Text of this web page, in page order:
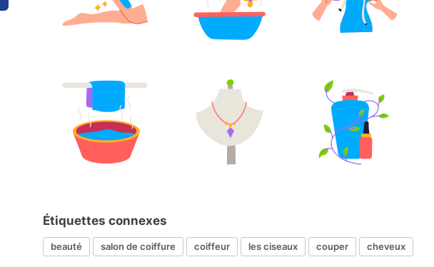
Étiquettes connexes
beauté salon de coiffure coiffeur les ciseaux couper cheveux